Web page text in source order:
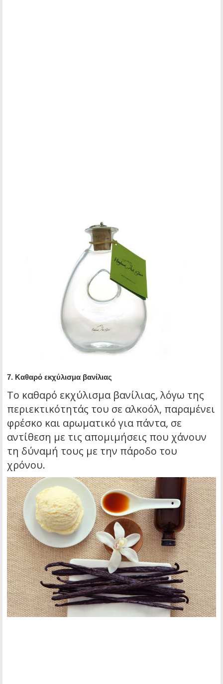
7. Καθαρό εκχύλισμα βανίλιας
Το καθαρό εκχύλισμα βανίλιας, λόγω της
περιεκτικότητάς του σε αλκοόλ, παραμένει
φρέσκο και αρωματικό για πάντα, σε
αντίθεση με τις απομιμήσεις που χάνουν
τη δύναμή τους με την πάροδο του
χρόνου.